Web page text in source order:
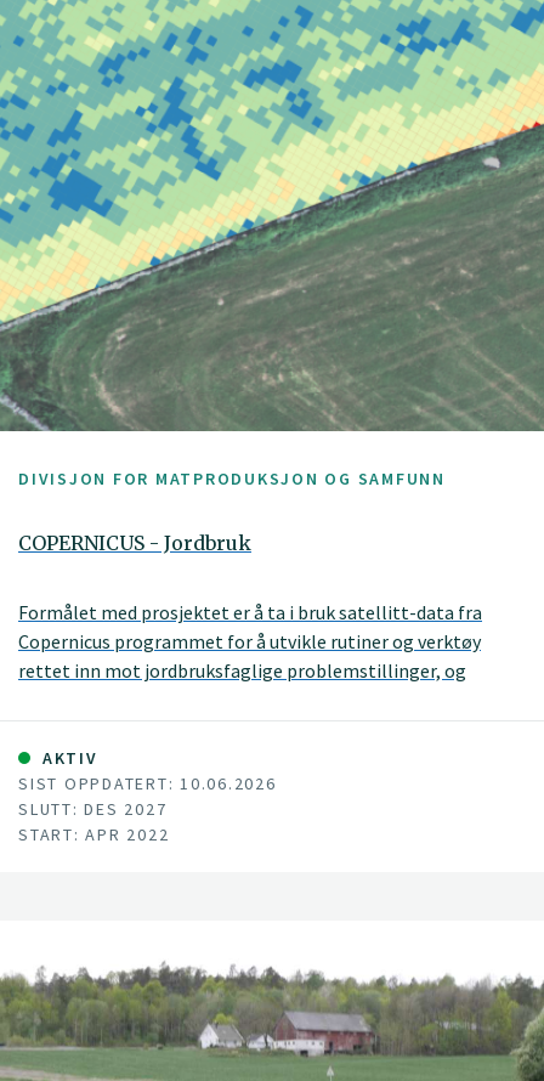
DIVISJON FOR MATPRODUKSJON OG SAMFUNN
COPERNICUS - Jordbruk
Formålet med prosjektet er å ta i bruk satellitt-data fra
Copernicus programmet for å utvikle rutiner og verktøy
rettet inn mot jordbruksfaglige problemstillinger, og
aktører (bønder, rådgivere, jordbruksnæringa, kommuner,
politikere og utdanningsinstitusjoner). Prosjektet skal
dermed bidra til å forbedre dagens dyrkningspraksis, som
gjennom en bedre utnyttelse av innsatsfaktorer som gjødsel
og fôr også bidrar til å redusere klimaavtrykket til det norske
AKTIV
SIST OPPDATERT: 10.06.2026
SLUTT: DES 2027
START: APR 2022